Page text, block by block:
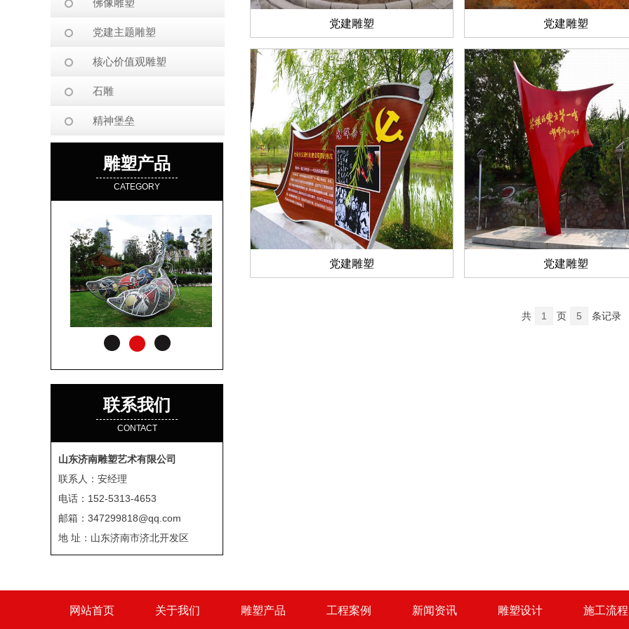
佛像雕塑
党建主题雕塑
核心价值观雕塑
石雕
精神堡垒
雕塑产品
CATEGORY
联系我们
CONTACT
山东济南雕塑艺术有限公司
联系人：安经理
电话：152-5313-4653
邮箱：347299818@qq.com
地 址：山东济南市济北开发区
党建雕塑 党建雕塑
党建雕塑 党建雕塑
共 1 页 5 条记录
网站首页 关于我们 雕塑产品 工程案例 新闻资讯 雕塑设计 施工流程